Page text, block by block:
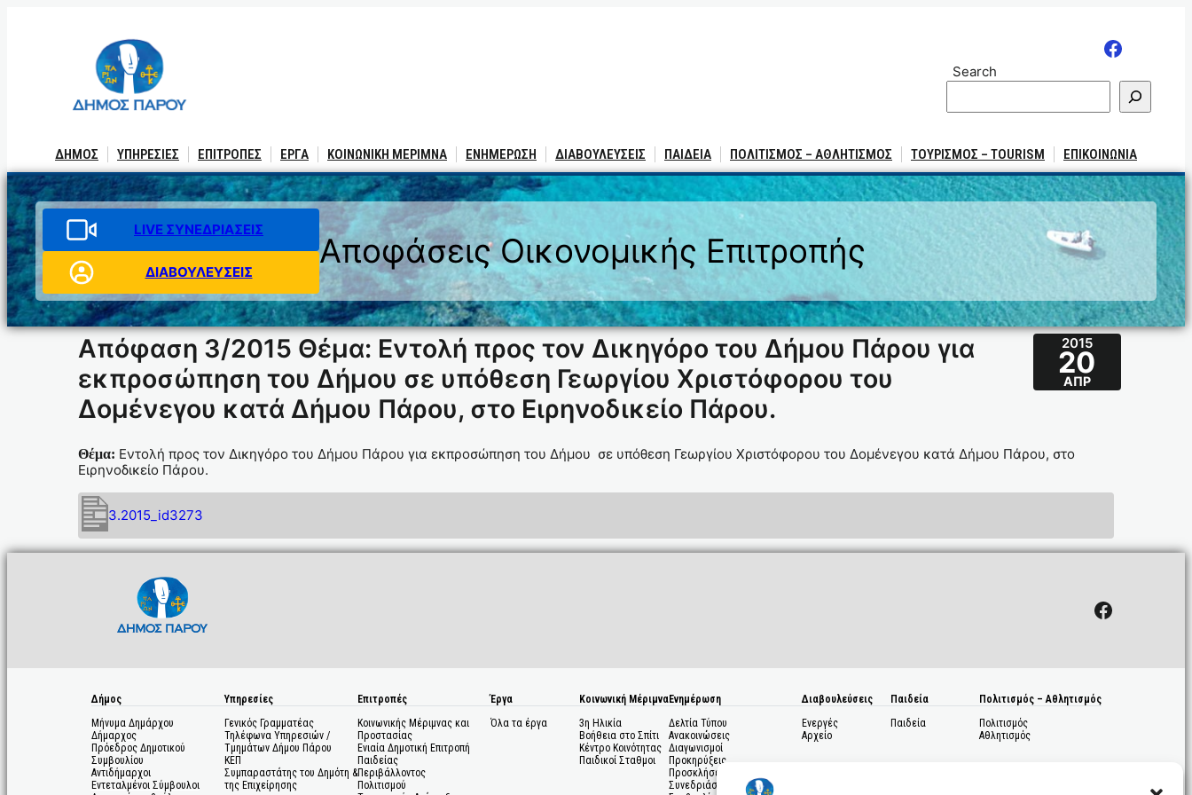
Search
ΔΗΜΟΣ ΥΠΗΡΕΣΙΕΣ ΕΠΙΤΡΟΠΕΣ ΕΡΓΑ ΚΟΙΝΩΝΙΚΗ ΜΕΡΙΜΝΑ ΕΝΗΜΕΡΩΣΗ ΔΙΑΒΟΥΛΕΥΣΕΙΣ ΠΑΙΔΕΙΑ ΠΟΛΙΤΙΣΜΟΣ – ΑΘΛΗΤΙΣΜΟΣ ΤΟΥΡΙΣΜΟΣ – TOURISM ΕΠΙΚΟΙΝΩΝΙΑ
LIVE ΣΥΝΕΔΡΙΑΣΕΙΣ
ΔΙΑΒΟΥΛΕΥΣΕΙΣ
Αποφάσεις Οικονομικής Επιτροπής
Απόφαση 3/2015 Θέμα: Εντολή προς τον Δικηγόρο του Δήμου Πάρου για
εκπροσώπηση του Δήμου σε υπόθεση Γεωργίου Χριστόφορου του
Δομένεγου κατά Δήμου Πάρου, στο Ειρηνοδικείο Πάρου.
2015
20
ΑΠΡ
Θέμα: Εντολή προς τον Δικηγόρο του Δήμου Πάρου για εκπροσώπηση του Δήμου σε υπόθεση Γεωργίου Χριστόφορου του Δομένεγου κατά Δήμου Πάρου, στο
Ειρηνοδικείο Πάρου.
3.2015_id3273
Facebook
Δήμος
Μήνυμα Δημάρχου
Δήμαρχος
Πρόεδρος Δημοτικού
Συμβουλίου
Αντιδήμαρχοι
Εντεταλμένοι Σύμβουλοι
Υπηρεσίες
Γενικός Γραμματέας
Τηλέφωνα Υπηρεσιών /
Τμημάτων Δήμου Πάρου
ΚΕΠ
Συμπαραστάτης του Δημότη &
της Επιχείρησης
Επιτροπές
Κοινωνικής Μέριμνας και
Προστασίας
Ενιαία Δημοτική Επιτροπή
Παιδείας
Περιβάλλοντος
Πολιτισμού
Έργα
Όλα τα έργα
Κοινωνική Μέριμνα
3η Ηλικία
Βοήθεια στο Σπίτι
Κέντρο Κοινότητας
Παιδικοί Σταθμοι
Ενημέρωση
Δελτία Τύπου
Ανακοινώσεις
Διαγωνισμοί
Προκηρύξεις
Προσκλήσεις σε
Συνεδριάσεις Δημοτικού
Διαβουλεύσεις
Ενεργές
Αρχείο
Παιδεία
Παιδεία
Πολιτισμός – Αθλητισμός
Πολιτισμός
Αθλητισμός